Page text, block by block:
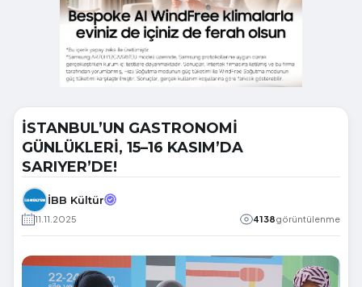
İSTANBUL’UN GASTRONOMİ
GÜNLÜKLERİ, 15–16 KASIM’DA
SARIYER’DE!
İBB Kültür
11.11.2025 4138görüntülenme